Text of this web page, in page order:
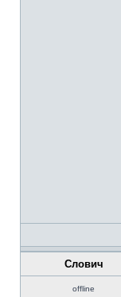
Слович
offline